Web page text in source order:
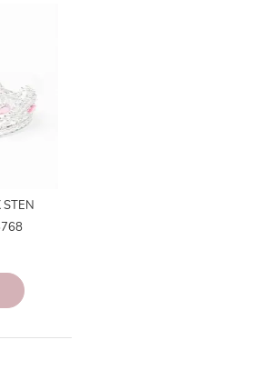
STEN